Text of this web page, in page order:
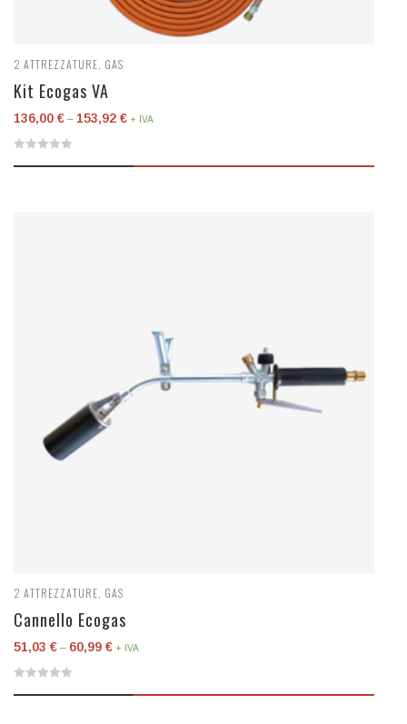
2 ATTREZZATURE GAS
Kit Ecogas VA
136,00 € – 153,92 € + IVA
2 ATTREZZATURE GAS
Cannello Ecogas
51,03 € – 60,99 € + IVA